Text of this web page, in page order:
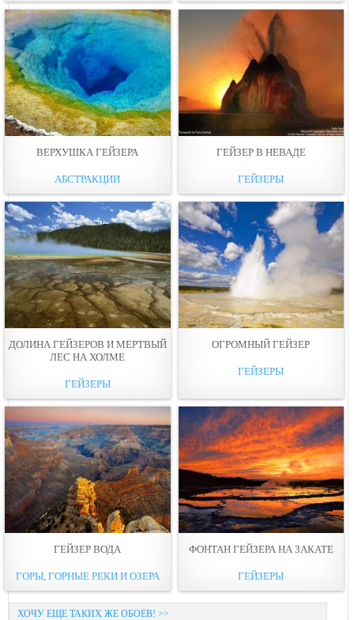
ВЕРХУШКА ГЕЙЗЕРА
АБСТРАКЦИИ
ГЕЙЗЕР В НЕВАДЕ
ГЕЙЗЕРЫ
ДОЛИНА ГЕЙЗЕРОВ И МЕРТВЫЙ
ЛЕС НА ХОЛМЕ
ГЕЙЗЕРЫ
ОГРОМНЫЙ ГЕЙЗЕР
ГЕЙЗЕРЫ
ГЕЙЗЕР ВОДА
ГОРЫ, ГОРНЫЕ РЕКИ И ОЗЕРА
ФОНТАН ГЕЙЗЕРА НА ЗАКАТЕ
ГЕЙЗЕРЫ
ХОЧУ ЕЩЕ ТАКИХ ЖЕ ОБОЕВ! >>